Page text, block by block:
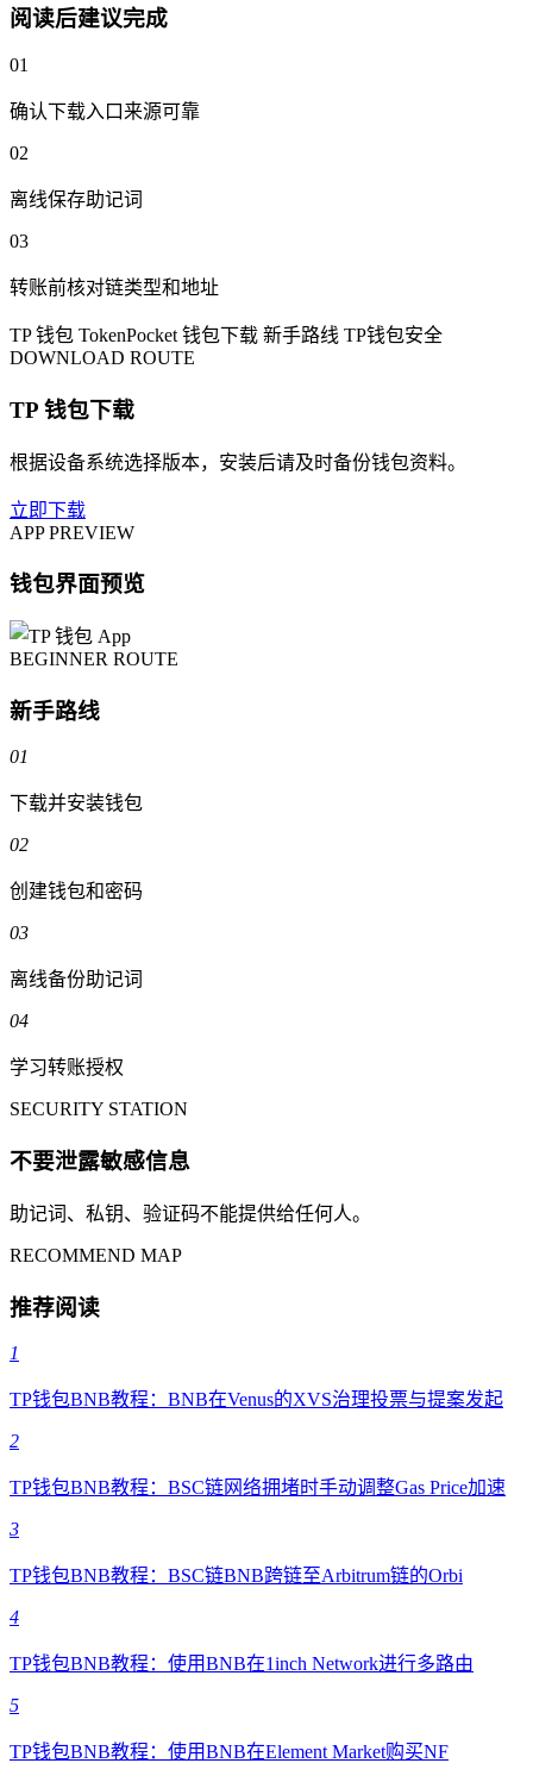
阅读后建议完成
01
确认下载入口来源可靠
02
离线保存助记词
03
转账前核对链类型和地址
TP 钱包 TokenPocket 钱包下载 新手路线 TP钱包安全
DOWNLOAD ROUTE
TP 钱包下载
根据设备系统选择版本，安装后请及时备份钱包资料。
立即下载
APP PREVIEW
钱包界面预览
BEGINNER ROUTE
新手路线
01
下载并安装钱包
02
创建钱包和密码
03
离线备份助记词
04
学习转账授权
SECURITY STATION
不要泄露敏感信息
助记词、私钥、验证码不能提供给任何人。
RECOMMEND MAP
推荐阅读
1
TP钱包BNB教程：BNB在Venus的XVS治理投票与提案发起
2
TP钱包BNB教程：BSC链网络拥堵时手动调整Gas Price加速
3
TP钱包BNB教程：BSC链BNB跨链至Arbitrum链的Orbi
4
TP钱包BNB教程：使用BNB在1inch Network进行多路由
5
TP钱包BNB教程：使用BNB在Element Market购买NF